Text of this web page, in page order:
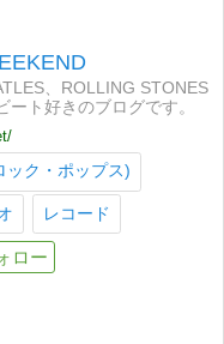
、ROLLING STONES
ト好きのブログです。
ック・ポップス)
レコード